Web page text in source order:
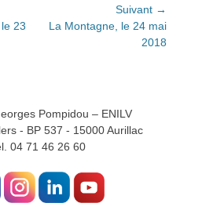
23
Suivant →
Article
La Montagne, le 24 mai
2018
Pompidou – ENILV
- BP 537 - 15000 Aurillac
04 71 46 26 60